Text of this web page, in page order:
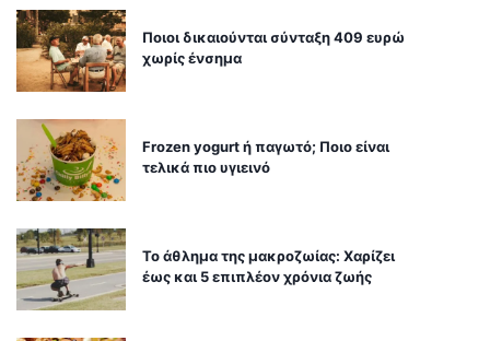
Ποιοι δικαιούνται σύνταξη 409 ευρώ
χωρίς ένσημα
Frozen yogurt ή παγωτό; Ποιο είναι
τελικά πιο υγιεινό
Το άθλημα της μακροζωίας: Χαρίζει
έως και 5 επιπλέον χρόνια ζωής